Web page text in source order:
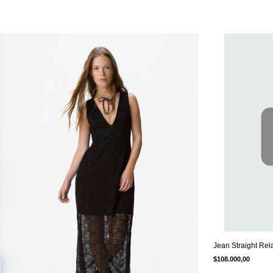
Jean Straight
$108.000,00